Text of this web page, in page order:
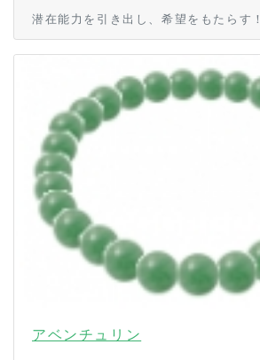
潜在能力を引き出し、希望をもたらす！
アベンチュリン